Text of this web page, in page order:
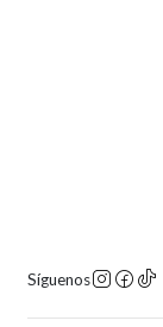
Síguenos